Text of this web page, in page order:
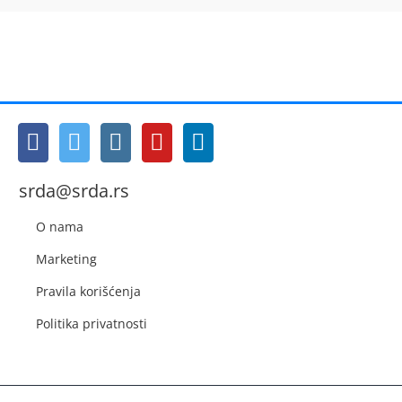
srda@srda.rs
O nama
Marketing
Pravila korišćenja
Politika privatnosti